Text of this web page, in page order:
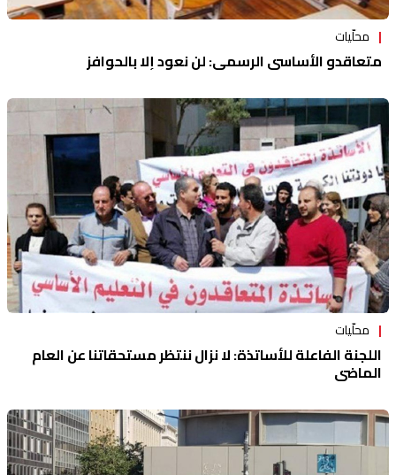
محلّيات
متعاقدو الأساسي الرسمي: لن نعود إلا بالحوافز
محلّيات
اللجنة الفاعلة للأساتذة: لا نزال ننتظر مستحقاتنا عن العام
الماضي